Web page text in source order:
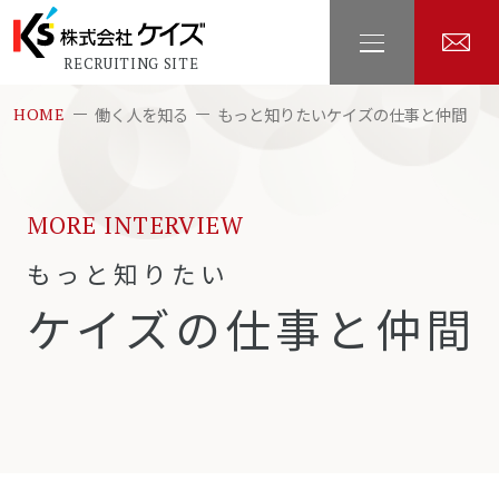
RECRUITING SITE
HOME 働く人を知る もっと知りたいケイズの仕事と仲間
MORE INTERVIEW
もっと知りたい
ケイズの仕事と仲間